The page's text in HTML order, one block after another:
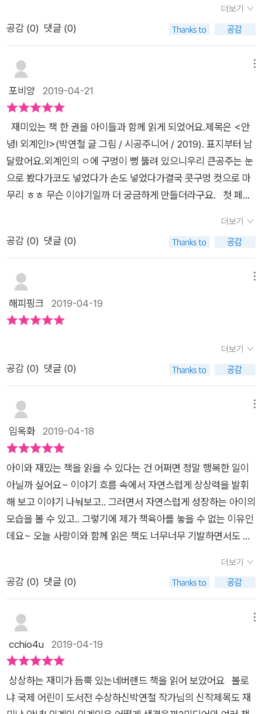
ㅋㅋ후반으로 진행될수록 짐작도 못하겠네요. 저는 송수구를 표
현한 장면이 가장 재미있었어요.눈이 땡글땡글한 셋이 미니 소시
은 어떤 의미일까요?뭔가를 파헤쳐야 할 것 같은 박연철 작가님
의 책.하지만 이번에는 그냥 편히 읽기로~ 아이들이 정말 좋아
할 것 같아요.주위에 보이는 물건을 보며 마구마구 상상을 할 수
있잖아요.저도 지나가는 구름을 한 번 더 보게 되네요. 그렇게
구름을 보고 다니던 며칠.주작처럼 보이는 구름을 발견하고 재빨
리 사진을 남겼어요.날개를 활짝 펴기 전의 모습의 주작(새)처럼
보였거든요. 표지의 #타공 #인트로 부분의 재미있는 이야
기들.속표제지 전체를 하늘색으로 하셔서 외계인의 얼굴을 보고
어떤 외계인일지 상상해 보네요.머리만 큰 외계인일까요? 거대
은 작가님의 쓰고 그린 책들이지요.매 작품마다 다른 기법으로 표
현하셔서책을 출간하기까지 엄청 고생하시는 작가님 중 한 분이
시지요.<개미와 물새와 딱따개비 / 시공주니어>은 그림 작업만
참여했어요. 작가님의 작품에 대한 이야기는 작가님의 블로그에
가시면 얼마나 공들이고 계시는지 알 수 있어요.작품을 끝내고 나
시면 그간 작업에 관한 이야기를 올려주시는데작가님의 책이 궁
m/daymoon70/221510633597 작가님의 책에서 재미있는
달라져요. 그림책 작가님들에게 응원을 보내기 위해 7권의 그
림책을 사야 하는 미션이네요.역시 재미있으세요. 미션도 수행해
야겠네요. - 함께 읽는 <안녕! 외계인> - 초등학교 그림책 읽
어주기 봉사단분들에게 그림책을 소개하고 있어요.신간 코너에
서 < #안녕외계인 / #박연철 / #시공주니어 >을 소개했어요.박
연철 작가님에 대해 여러 차례 소개했던지라 다들 반가워하시네
요. 오늘도 행복한 그림책 읽기! 투명 한지입니다.
제 어린이 도서전 수상 작가인 박연철 작가님의 신작인데요.제목
부터 특별한안녕! 외계인이라는 책이랍니다. 사실 저는 이 책을
로운 상상력에 매료되었고요.이분의 전작 <지구를 지켜라>를
아직 읽어보지는 못했지만 <안녕!외계인>을 통해서 작가님의
기발한 상상력을 우리 아이들과 함께 재미있게 읽어볼 수 있었답
다 왔어요.-안녕!외계인 - 라는 문구와 함께 라인으로 그려진 심
플한 일러스트가 참 인상적인데요. 4,6살인 우리아이들에게 읽
어주려고 꺼내었더니 외계인이 등장한다는 사실에 무척이나 기
대하는 눈치더라구요.​남자아이들만 둘인지라 저희 꼬맹이들은
자동차나 로보트, 공룡같은 것들을 무척이나 좋아하는데요.좋아
하는 애니메이션 '헬로카봇'에 등장하는 문어를 닮은 외계인 꾸질
꾸질을 생각하면서 어떤 내용인지 궁금해했고요. 요즘 바깥에서
마가 모처럼 책을 읽어준다고하니 넘넘 좋아하더라구요~그럼 우
리 뜬금군 & 베리군과 같이 <안녕! 외계인>을 읽어볼까용?책을
펼쳐보시면 아시겠지만 이 책은 라인과 흑백음영으로 표현된 일
러스트가 상당히 인상적인 느낌인데요.충분히 디테일하게 그릴
아이들의 상상력을 자극하고,해당 페이지마다 등장하는 이미지
를 보고 무엇인지 생각해볼 수 있어서 더 특별한 것 같아요.책을
펼쳐보면 누가 이야기하는지 조금은 헷갈리지만 아이의 하소연
같은 이야기들이 담겨있는데요.​엄마도 안 놀아 주고아빠도 안 놀
아주고 어른들은 뭐가 그리 맨날 맨날 바쁠까?​난 혼자 있기 싫은
데.내 옆에는 나와 같이 놀아 줄 친구가 없어.​라는 문구를 읽어주
생각나기도 하면서, 뭔가 아이에게 찔리는 느낌이 들었어요.(여
기서 나이대가 드러나나요 ㅠ)우리 뜬금군에게 '엄마가 너랑 잘
안놀아주니?'라고 물어보니 '응! 엄마는 맨날 공부만 시켜.'라고
대답해서 충격적이었는데요.아이에게 '엄마는 노는게 서툴러서
그렇게 해주는게 놀아주는 거야...'라고 달래며 말했네요. 그렇게
혼자있기 싫고 심심한 주인공은 외계인 친구를 찾아서 여행을 떠
나게 되는데요.그게 바로 안녕! 외계인의 인트로라면 인트로랍니
같이 놀자. 안녕! 외계인​이라며 외계인친구에게 이야기를 하는
데..여러분 눈에는 이게 뭐로 보이시나요?정말 외계인일까요? 정
답은 삐!바로 지글지글 달걀 프라이인데요.달걀 프라이는 지금 요
리하느라 바쁘다면서 저리가서 놀으라고 이야기하고 주인공과
놀아주지 않아요.이렇게 책에서는 다양한 사물들이 등장하여 정
더보기
공감 (0) 댓글 (0)
포비양 2019-04-21
재미있는 책 한 권을 아이들과 함께 읽게 되었어요.제목은 <안
녕! 외계인!>(박연철 글 그림 / 시공주니어 / 2019). 표지부터 남
달랐어요.외계인의 ㅇ에 구멍이 뻥 뚫려 있으니우리 큰공주는 눈
으로 봤다가코도 넣었다가 손도 넣었다가결국 콧구멍 컷으로 마
무리 ㅎㅎ 무슨 이야기일까 더 궁금하게 만들더라구요. 첫 페이
다....) 우리가 일상에서 놓치는 것들에 대해다시 한번 생각해보
며작가의 관찰력과 상상력에박수를 보냅니다. 누가 진짜 외계인
꼬맹이도 재미있다고 계속 읽고 있어요. 재미있게 읽을 수 있는
네버랜드의 새로운 책<안녕! 외계인> 이 책을 쓰고 그린 박연
철 작가는 볼로냐 국제 어린이 도서전 수상 작가랍니다.
더보기
공감 (0) 댓글 (0)
해피핑크 2019-04-19
더보기
공감 (0) 댓글 (0)
임옥화 2019-04-18
아이와 재밌는 책을 읽을 수 있다는 건 어쩌면 정말 행복한 일이
아닐까 싶어요~ 이야기 흐름 속에서 자연스럽게 상상력을 발휘
해 보고 이야기 나눠보고.. 그러면서 자연스럽게 성장하는 아이의
모습을 볼 수 있고.. 그렇기에 제가 책육아를 놓을 수 없는 이유인
데요~ 오늘 사랑이와 함께 읽은 책도 너무너무 기발하면서도 재
의< 안녕! 외계인 >입니다​책 제목부터 아이의 호기심을 자극시
키기엔 충분한 그림책인거 같죠? ^^거기다 표지 역시 남다른 감
각? 아니면 좀 특이한? 그런 형태의 느낌을 받을 수 있었는데요~
그래서인지 볼로냐 국제 어린이 도서전에 수상된 요 그림책!과연
사랑이와 함께 읽어보도록 할까요~?​ ​우선 이 책의 배경은,심심
마치 우리네 아이들처럼 자신과 놀아줄 외계인을 찾는다니.. 설정
이 무척이나 공감되면서 이해할 수 있었는데요~과연 요 외계인
더보기
공감 (0) 댓글 (0)
cchio4u 2019-04-19
상상하는 재미가 듬뿍 있는네버랜드 책을 읽어 보았어요 볼로
냐 국제 어린이 도서전 수상하신박연철 작가님의 신작제목도 재